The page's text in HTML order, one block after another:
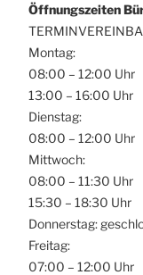
Öffnungszeiten
Montag:
08:00 – 12:00 Uhr
13:00 – 16:00 Uhr
Dienstag:
08:00 – 12:00 Uhr
Mittwoch:
08:00 – 11:30 Uhr
15:30 – 18:30 Uhr
Donnerstag:
Freitag:
07:00 – 12:00 Uhr